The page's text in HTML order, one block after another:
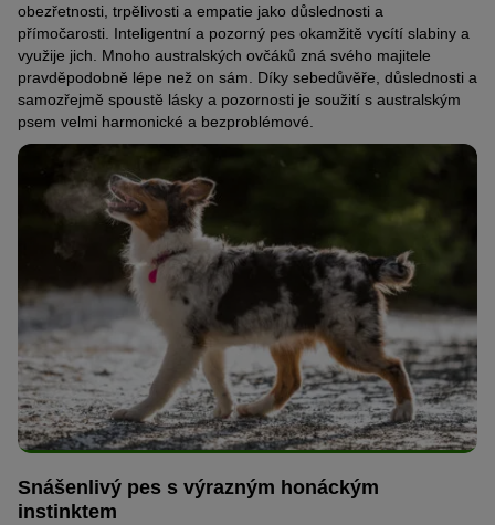
obezřetnosti, trpělivosti a empatie jako důslednosti a
přímočarosti. Inteligentní a pozorný pes okamžitě vycítí slabiny a
využije jich. Mnoho australských ovčáků zná svého majitele
pravděpodobně lépe než on sám. Díky sebedůvěře, důslednosti a
samozřejmě spoustě lásky a pozornosti je soužití s australským
psem velmi harmonické a bezproblémové.
Snášenlivý pes s výrazným honáckým
instinktem